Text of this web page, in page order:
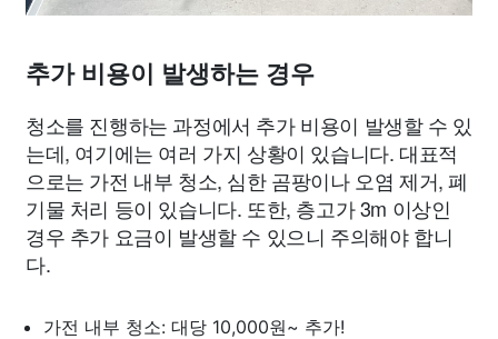
추가 비용이 발생하는 경우
청소를 진행하는 과정에서 추가 비용이 발생할 수 있
는데, 여기에는 여러 가지 상황이 있습니다. 대표적
으로는 가전 내부 청소, 심한 곰팡이나 오염 제거, 폐
기물 처리 등이 있습니다. 또한, 층고가 3m 이상인
경우 추가 요금이 발생할 수 있으니 주의해야 합니
다.
가전 내부 청소: 대당 10,000원~ 추가!